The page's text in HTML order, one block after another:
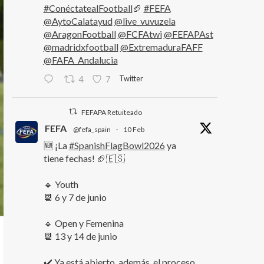
#ConéctatealFootball🏈 #FEFA
@AytoCalatayud@live_vuvuzela
@AragonFootball@FCFAtwi@FEFAPAst
@madridxfootball@ExtremaduraFAFF
@FAFA_Andalucia
4 7 Twitter
FEFAPA Retuiteado
FEFA @fefa_spain · 10 Feb
🆕 ¡La#SpanishFlagBowl2026 ya
tiene fechas! 🏈🇪🇸
🔹 Youth
📆 6 y 7 de junio
🔹 Open y Femenina
📆 13 y 14 de junio
✔️ Ya está abierto, además, el proceso